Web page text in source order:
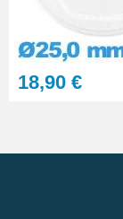
18,90 €